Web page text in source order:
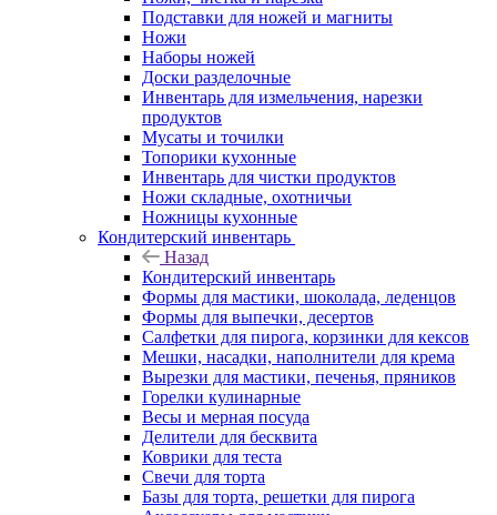
Подставки для ножей и магниты
Ножи
Наборы ножей
Доски разделочные
Инвентарь для измельчения, нарезки
продуктов
Мусаты и точилки
Топорики кухонные
Инвентарь для чистки продуктов
Ножи складные, охотничьи
Ножницы кухонные
Кондитерский инвентарь
Назад
Кондитерский инвентарь
Формы для мастики, шоколада, леденцов
Формы для выпечки, десертов
Салфетки для пирога, корзинки для кексов
Мешки, насадки, наполнители для крема
Вырезки для мастики, печенья, пряников
Горелки кулинарные
Весы и мерная посуда
Делители для бесквита
Коврики для теста
Свечи для торта
Базы для торта, решетки для пирога